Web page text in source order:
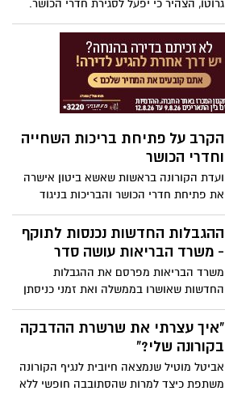
גרוטו, הצהיר כי יפעל לסגירת חדרי הכושר.
"אנו מאפשרים בסופו של דבר לפתוח את
הבריכות הציבוריות"
הקרב על פתיחת בריכות השחייה
וחדרי הכושר
ועדת הקורונה בראשות שאשא ביטון אישרה
את פתיחת חדרי הכושר והבריכות בניגוד
לעמדת הממשלה. בליכוד ביקשו מיד לאחר
ההצבעה להדיח את יו"ר הועדה שהיא חברת
ליכוד. בינתיים, ההחלטה לפתוח את בריכות
בועדה עדכון: גם לאחר ההצבעה החוזרת,
אושרה פתיחת מכוני כושר ובריכות שחיה
פתוחות
ההגבלות החדשות נכנסות לתוקף
- משרד הבריאות עושה סדר
משרד הבריאות מפרסם את ההגבלות
החדשות שאושרו בממשלה ואת זמני כניסתן
לתוקף
"איך עצרתי את שרשרת ההדבקה
בקורונה שלי?"
אביטל מוטיל שנמצאה חיובית לנגיף הקורונה
משתפת כיצד למרות שהסתובבה חופשי ללא